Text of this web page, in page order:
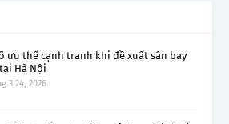
ưu thế cạnh tranh khi đề xuất sân bay
Hà Nội
3 24, 2026